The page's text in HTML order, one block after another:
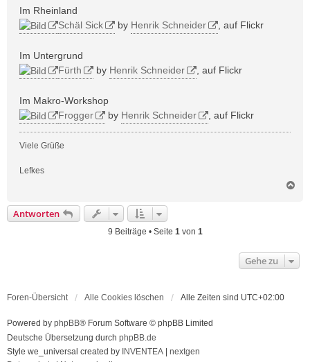
Im Rheinland
Schäl Sick
by Henrik Schneider , auf Flickr
Im Untergrund
Fürth
by Henrik Schneider , auf Flickr
Im Makro-Workshop
Frogger
by Henrik Schneider , auf Flickr
Viele Grüße
Lefkes
e
Antworten
9 Beiträge • Seite 1 von 1
Gehe zu
Foren-Übersicht Alle Cookies löschen Alle Zeiten sind UTC+02:00
Powered by phpBB® Forum Software © phpBB Limited
Deutsche Übersetzung durch phpBB.de
Style we_universal created by INVENTEA | nextgen